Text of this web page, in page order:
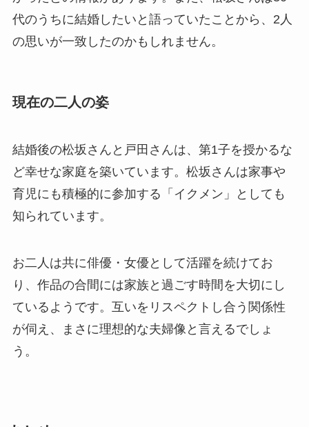
代のうちに結婚したいと語っていたことから、2人
の思いが一致したのかもしれません。
現在の二人の姿
結婚後の松坂さんと戸田さんは、第1子を授かるな
ど幸せな家庭を築いています。松坂さんは家事や
育児にも積極的に参加する「イクメン」としても
知られています。
お二人は共に俳優・女優として活躍を続けてお
り、作品の合間には家族と過ごす時間を大切にし
ているようです。互いをリスペクトし合う関係性
が伺え、まさに理想的な夫婦像と言えるでしょ
う。